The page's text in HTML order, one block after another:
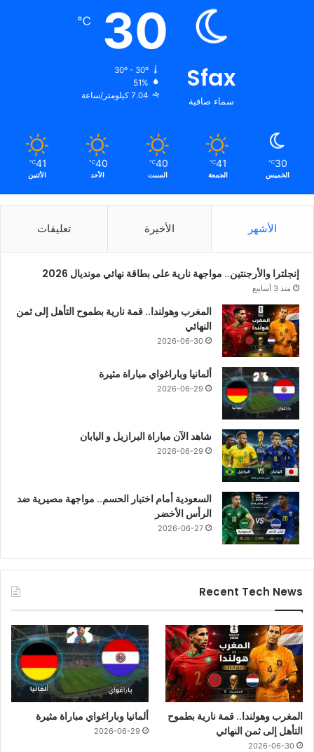
Sfax
سماء صافية
30
℃
30º - 30º
51%
7.04 كيلومتر/ساعة
30
℃
الخميس
41
℃
الجمعة
40
℃
السبت
40
℃
الأحد
41
℃
الأثنين
الأشهر الأخيرة تعليقات
إنجلترا والأرجنتين.. مواجهة نارية على بطاقة نهائي مونديال 2026
منذ 3 أسابيع
المغرب وهولندا.. قمة نارية بطموح التأهل إلى ثمن
النهائي
2026-06-30
ألمانيا وباراغواي مباراة مثيرة
2026-06-29
شاهد الآن مباراة البرازيل و اليابان
2026-06-29
السعودية أمام اختبار الحسم.. مواجهة مصيرية ضد
الرأس الأخضر
2026-06-27
Recent Tech News
المغرب وهولندا.. قمة نارية بطموح
التأهل إلى ثمن النهائي
2026-06-30
ألمانيا وباراغواي مباراة مثيرة
2026-06-29